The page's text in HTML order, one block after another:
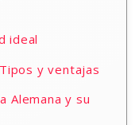
ideal
y ventajas
Alemana y su